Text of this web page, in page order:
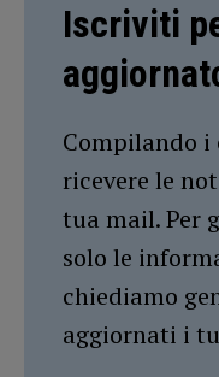
Iscriviti
Compilando
ricevere le
tua mail. Per
solo le
chiediamo
aggiornati i